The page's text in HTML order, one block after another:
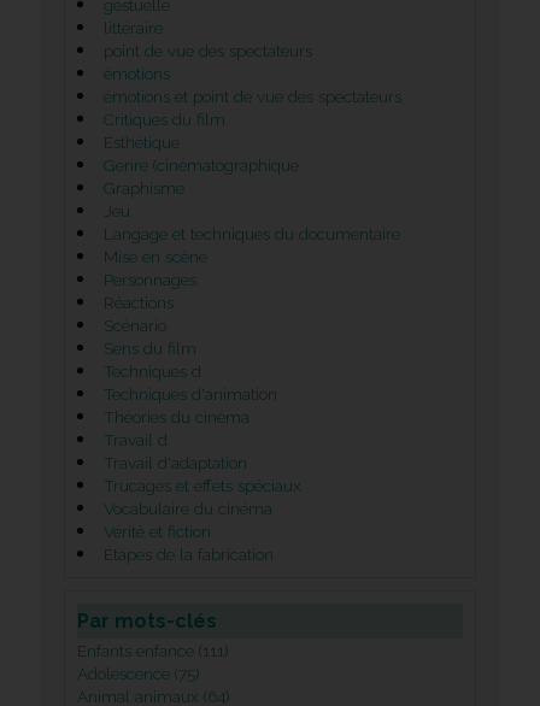
gestuelle
littéraire
point de vue des spectateurs
émotions
émotions et point de vue des spectateurs
Critiques du film
Esthétique
Genre (cinématographique
Graphisme
Jeu
Langage et techniques du documentaire
Mise en scène
Personnages
Réactions
Scénario
Sens du film
Techniques d
Techniques d'animation
Théories du cinéma
Travail d
Travail d'adaptation
Trucages et effets spéciaux
Vocabulaire du cinéma
Vérité et fiction
Étapes de la fabrication
Par mots-clés
Enfants enfance (111)
Adolescence (75)
Animal animaux (64)